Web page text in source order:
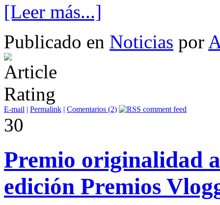
[Leer más...]
Publicado en Noticias por
E-mail | Permalink | Comentarios (2)
30
Premio originalidad
edición Premios